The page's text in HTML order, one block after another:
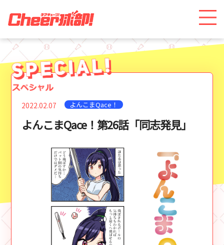
2022.02.07 よんこまQace！
よんこまQace！第26話「同志発見」